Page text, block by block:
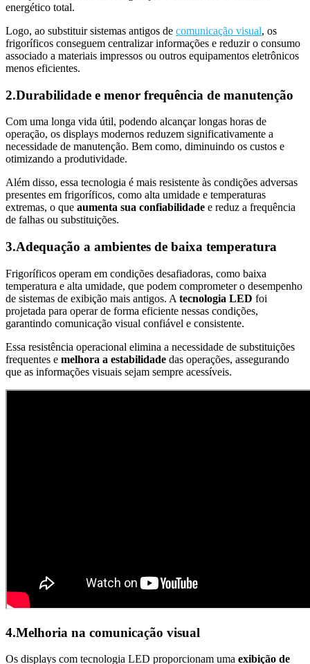
energético total.
Logo, ao substituir sistemas antigos de comunicação visual, os
frigoríficos conseguem centralizar informações e reduzir o consumo
associado a materiais impressos ou outros equipamentos eletrônicos
menos eficientes.
2.Durabilidade e menor frequência de manutenção
Com uma longa vida útil, podendo alcançar longas horas de
operação, os displays modernos reduzem significativamente a
necessidade de manutenção. Bem como, diminuindo os custos e
otimizando a produtividade.
Além disso, essa tecnologia é mais resistente às condições adversas
presentes em frigoríficos, como alta umidade e temperaturas
extremas, o que aumenta sua confiabilidade e reduz a frequência
de falhas ou substituições.
3.Adequação a ambientes de baixa temperatura
Frigoríficos operam em condições desafiadoras, como baixa
temperatura e alta umidade, que podem comprometer o desempenho
de sistemas de exibição mais antigos. A tecnologia LED foi
projetada para operar de forma eficiente nessas condições,
garantindo comunicação visual confiável e consistente.
Essa resistência operacional elimina a necessidade de substituições
frequentes e melhora a estabilidade das operações, assegurando
que as informações visuais sejam sempre acessíveis.
4.Melhoria na comunicação visual
Os displays com tecnologia LED proporcionam uma exibição de